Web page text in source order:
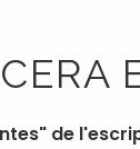
de